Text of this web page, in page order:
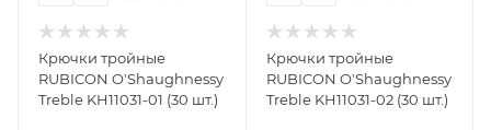
Крючки тройные
RUBICON O'Shaughnessy
Treble KH11031-01 (30 шт.)
Крючки тройные
RUBICON O'Shaughnessy
Treble KH11031-02 (30 шт.)